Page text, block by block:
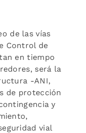
de las vías
Control de
en tiempo
será la
-ANI,
de protección
y
vial